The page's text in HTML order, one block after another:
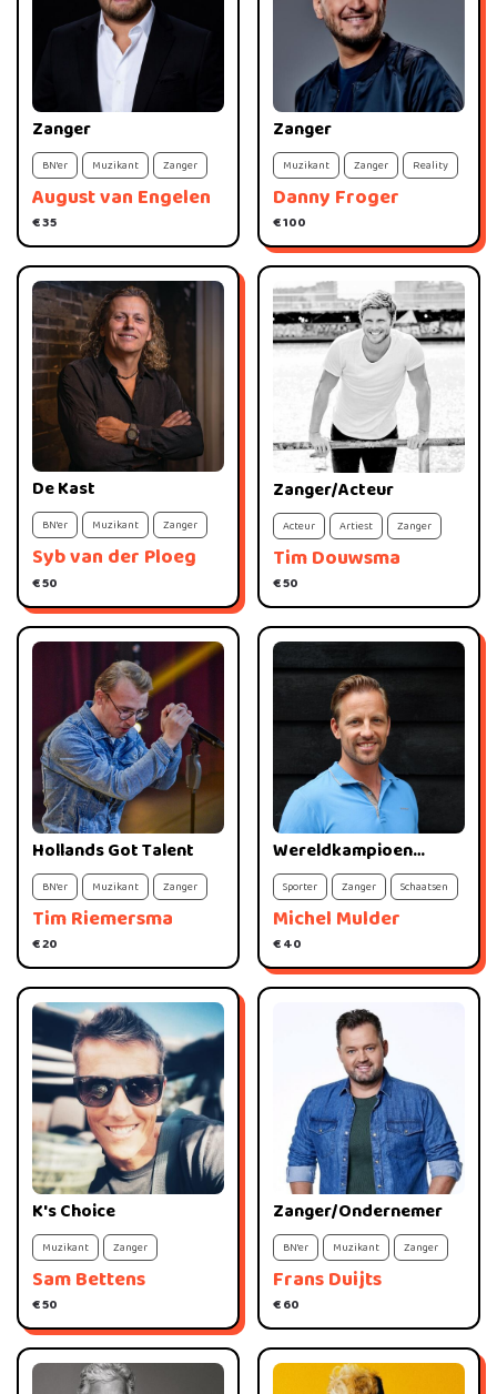
August van Engelen
Zanger
€ 35
BN'er Muzikant Zanger
Danny Froger
Zanger
€ 100
Muzikant Zanger Reality
Syb van der Ploeg
De Kast
€ 50
BN'er Muzikant Zanger
Tim Douwsma
Zanger/Acteur
€ 50
Acteur Artiest Zanger
Tim Riemersma
Hollands Got Talent
€ 20
BN'er Muzikant Zanger
Michel Mulder
Wereldkampioen
schaatsen
€ 40
Sporter Zanger Schaatsen
Sam Bettens
K's Choice
€ 50
Muzikant Zanger
Frans Duijts
Zanger/Ondernemer
€ 60
BN'er Muzikant Zanger